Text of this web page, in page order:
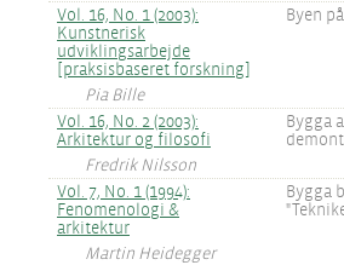
Vol. 16, No. 1 (2003):
Kunstnerisk
udviklingsarbejde
[praksisbaseret forskning]
Byen
Pia Bille
Vol. 16, No. 2 (2003):
Arkitektur og filosofi
Bygga
Fredrik Nilsson
Vol. 7, No. 1 (1994):
Fenomenologi &
arkitektur
Bygga
Martin Heidegger